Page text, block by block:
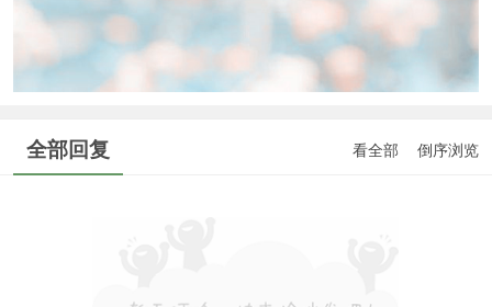
全部回复 看全部 倒序浏览